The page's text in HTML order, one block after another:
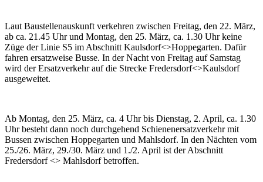
Laut Baustellenauskunft verkehren zwischen Freitag, den 22. März,
ab ca. 21.45 Uhr und Montag, den 25. März, ca. 1.30 Uhr keine
Züge der Linie S5 im Abschnitt Kaulsdorf<>Hoppegarten. Dafür
fahren ersatzweise Busse. In der Nacht von Freitag auf Samstag
wird der Ersatzverkehr auf die Strecke Fredersdorf<>Kaulsdorf
ausgeweitet.
Ab Montag, den 25. März, ca. 4 Uhr bis Dienstag, 2. April, ca. 1.30
Uhr besteht dann noch durchgehend Schienenersatzverkehr mit
Bussen zwischen Hoppegarten und Mahlsdorf. In den Nächten vom
25./26. März, 29./30. März und 1./2. April ist der Abschnitt
Fredersdorf <> Mahlsdorf betroffen.